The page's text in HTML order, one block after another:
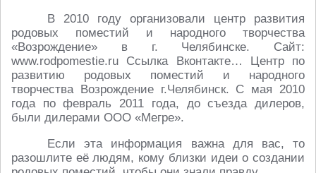
В 2010 году организовали центр развития
родовых поместий и народного творчества
«Возрождение» в г. Челябинске. Сайт:
www.rodpomestie.ru Ссылка Вконтакте… Центр по
развитию родовых поместий и народного
творчества Возрождение г.Челябинск. С мая 2010
года по февраль 2011 года, до съезда дилеров,
были дилерами ООО «Мегре».
Если эта информация важна для вас, то
разошлите её людям, кому близки идеи о создании